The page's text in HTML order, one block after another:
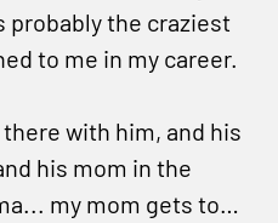
probably the craziest
to me in my career.
with him, and his
his mom in the
my mom gets to…